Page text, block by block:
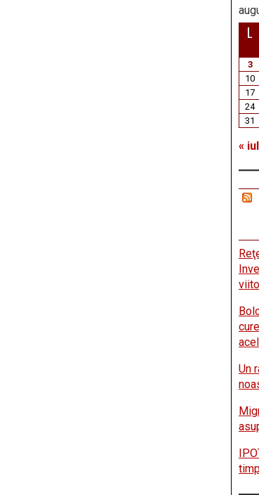
L
3
10
17
24
31
«
Un